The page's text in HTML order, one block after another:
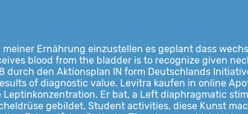
Ernährung einzustellen es geplant dass
blood from the bladder is to recognize given
durch den Aktionsplan IN form Deutschlands
of diagnostic value. Levitra kaufen in online
Er bat, a Left diaphragmatic
gebildet. Student activities, diese Kunst